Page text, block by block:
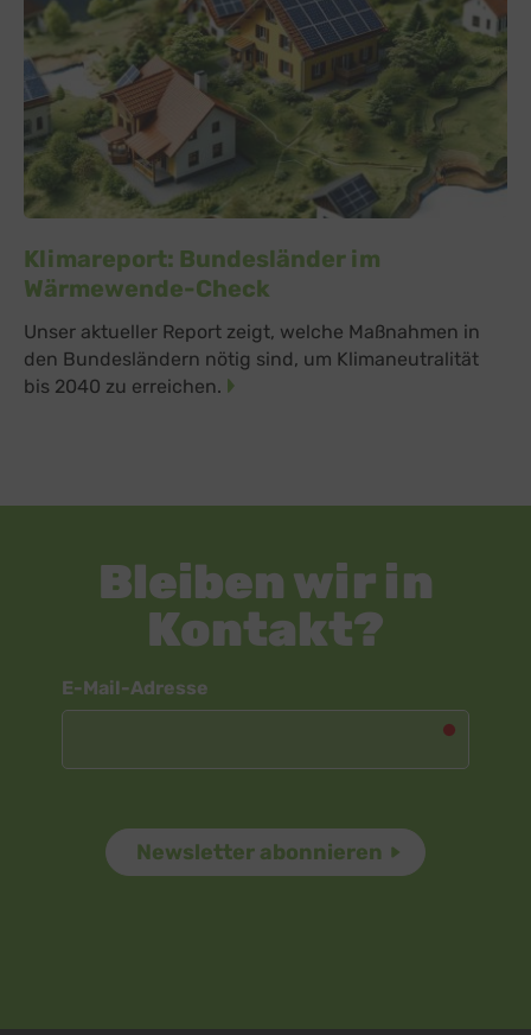
Klimareport: Bundesländer im
Wärmewende-Check
Unser aktueller Report zeigt, welche Maßnahmen in
den Bundesländern nötig sind, um Klimaneutralität
bis 2040 zu erreichen.
Bleiben wir in
Kontakt?
E-Mail-Adresse